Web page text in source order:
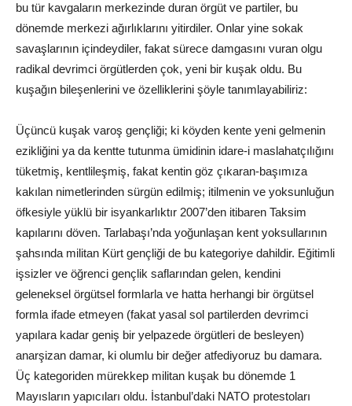
bu tür kavgaların merkezinde duran örgüt ve partiler, bu
dönemde merkezi ağırlıklarını yitirdiler. Onlar yine sokak
savaşlarının içindeydiler, fakat sürece damgasını vuran olgu
radikal devrimci örgütlerden çok, yeni bir kuşak oldu. Bu
kuşağın bileşenlerini ve özelliklerini şöyle tanımlayabiliriz:
Üçüncü kuşak varoş gençliği; ki köyden kente yeni gelmenin
ezikliğini ya da kentte tutunma ümidinin idare-i maslahatçılığını
tüketmiş, kentlileşmiş, fakat kentin göz çıkaran-başımıza
kakılan nimetlerinden sürgün edilmiş; itilmenin ve yoksunluğun
öfkesiyle yüklü bir isyankarlıktır 2007’den itibaren Taksim
kapılarını döven. Tarlabaşı’nda yoğunlaşan kent yoksullarının
şahsında militan Kürt gençliği de bu kategoriye dahildir. Eğitimli
işsizler ve öğrenci gençlik saflarından gelen, kendini
geleneksel örgütsel formlarla ve hatta herhangi bir örgütsel
formla ifade etmeyen (fakat yasal sol partilerden devrimci
yapılara kadar geniş bir yelpazede örgütleri de besleyen)
anarşizan damar, ki olumlu bir değer atfediyoruz bu damara.
Üç kategoriden mürekkep militan kuşak bu dönemde 1
Mayısların yapıcıları oldu. İstanbul’daki NATO protestoları